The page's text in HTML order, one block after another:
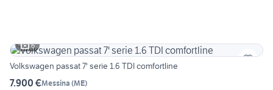
6
Volkswagen passat 7' serie 1.6 TDI comfortline
7.900 €Messina (ME)